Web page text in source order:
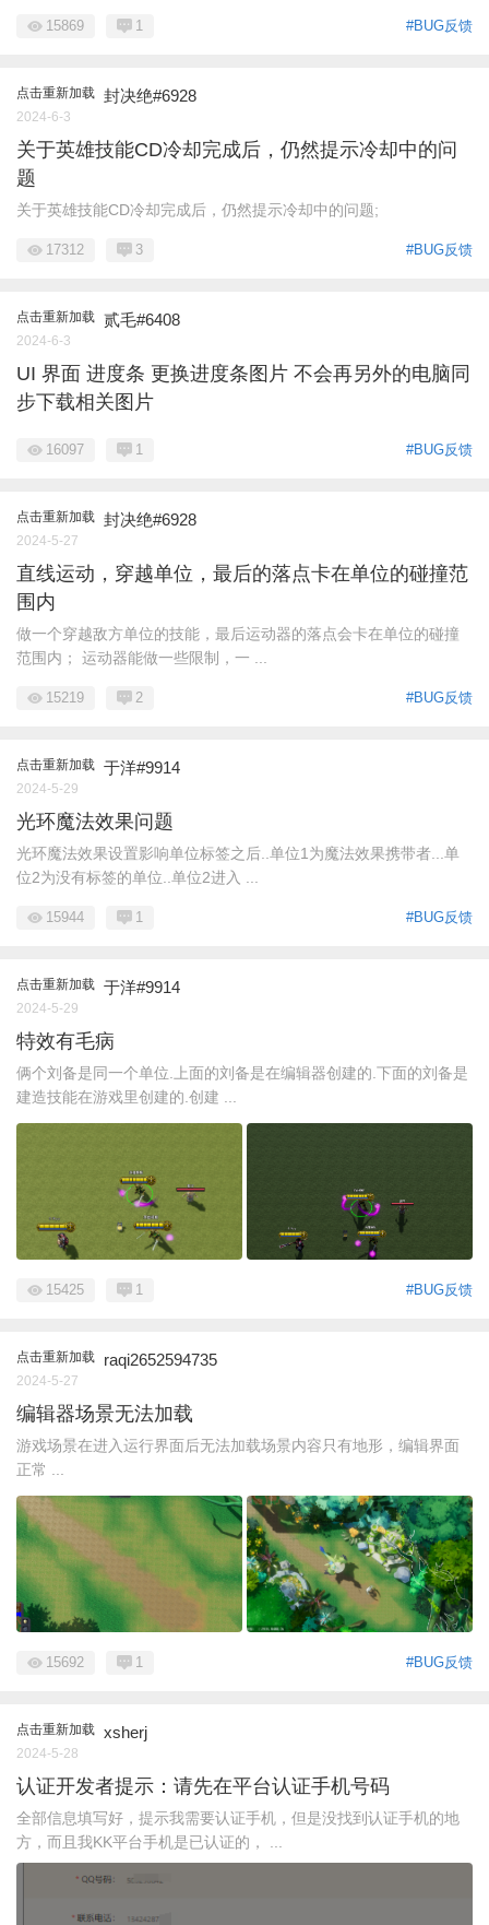
#BUG反馈
15869 1
点击重新加载 封决绝#6928
2024-6-3
关于英雄技能CD冷却完成后，仍然提示冷却中的问
题
关于英雄技能CD冷却完成后，仍然提示冷却中的问题;
#BUG反馈
17312 3
点击重新加载 贰毛#6408
2024-6-3
UI 界面 进度条 更换进度条图片 不会再另外的电脑同
步下载相关图片
#BUG反馈
16097 1
点击重新加载 封决绝#6928
2024-5-27
直线运动，穿越单位，最后的落点卡在单位的碰撞范
围内
做一个穿越敌方单位的技能，最后运动器的落点会卡在单位的碰撞
范围内； 运动器能做一些限制，一 ...
#BUG反馈
15219 2
点击重新加载 于洋#9914
2024-5-29
光环魔法效果问题
光环魔法效果设置影响单位标签之后..单位1为魔法效果携带者...单
位2为没有标签的单位..单位2进入 ...
#BUG反馈
15944 1
点击重新加载 于洋#9914
2024-5-29
特效有毛病
俩个刘备是同一个单位.上面的刘备是在编辑器创建的.下面的刘备是
建造技能在游戏里创建的.创建 ...
#BUG反馈
15425 1
点击重新加载 raqi2652594735
2024-5-27
编辑器场景无法加载
游戏场景在进入运行界面后无法加载场景内容只有地形，编辑界面
正常 ...
#BUG反馈
15692 1
点击重新加载 xsherj
2024-5-28
认证开发者提示：请先在平台认证手机号码
全部信息填写好，提示我需要认证手机，但是没找到认证手机的地
方，而且我KK平台手机是已认证的， ...